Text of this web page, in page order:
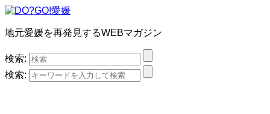
地元愛媛を再発見するWEBマガジン
検索:
検索: